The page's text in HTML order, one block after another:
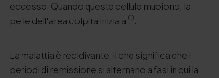
eccesso. Quando queste cellule muoiono, la
pelle dell'area colpita inizia a
.
La malattia è recidivante, il che significa che i
periodi di remissione si alternano a fasi in cui la